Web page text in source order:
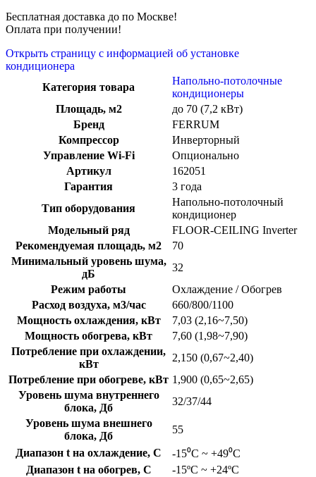
Бесплатная доставка до по Москве!
Оплата при получении!
Открыть страницу с информацией об установке
кондиционера
Категория товара
Напольно-потолочные
кондиционеры
Площадь, м2
до 70 (7,2 кВт)
Бренд
FERRUM
Компрессор
Инверторный
Управление Wi-Fi
Опционально
Артикул
162051
Гарантия
3 года
Тип оборудования
Напольно-потолочный
кондиционер
Модельный ряд
FLOOR-CEILING Inverter
Рекомендуемая площадь, м2
70
Минимальный уровень шума,
дБ
32
Режим работы
Охлаждение / Обогрев
Расход воздуха, м3/час
660/800/1100
Мощность охлаждения, кВт
7,03 (2,16~7,50)
Мощность обогрева, кВт
7,60 (1,98~7,90)
Потребление при охлаждении,
кВт
2,150 (0,67~2,40)
Потребление при обогреве, кВт 1,900 (0,65~2,65)
Уровень шума внутреннего
блока, Дб
32/37/44
Уровень шума внешнего
блока, Дб
55
Диапазон t на охлаждение, C
-15⁰С ~ +49⁰С
Диапазон t на обогрев, C
-15ºC ~ +24ºC